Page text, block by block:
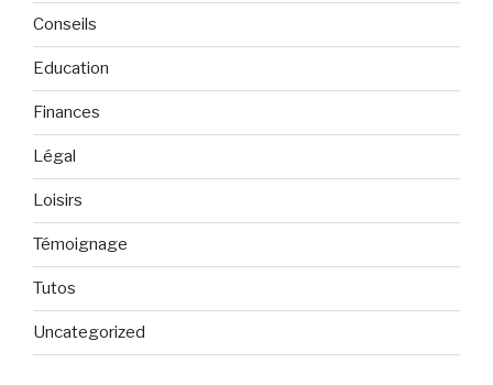
Conseils
Education
Finances
Légal
Loisirs
Témoignage
Tutos
Uncategorized